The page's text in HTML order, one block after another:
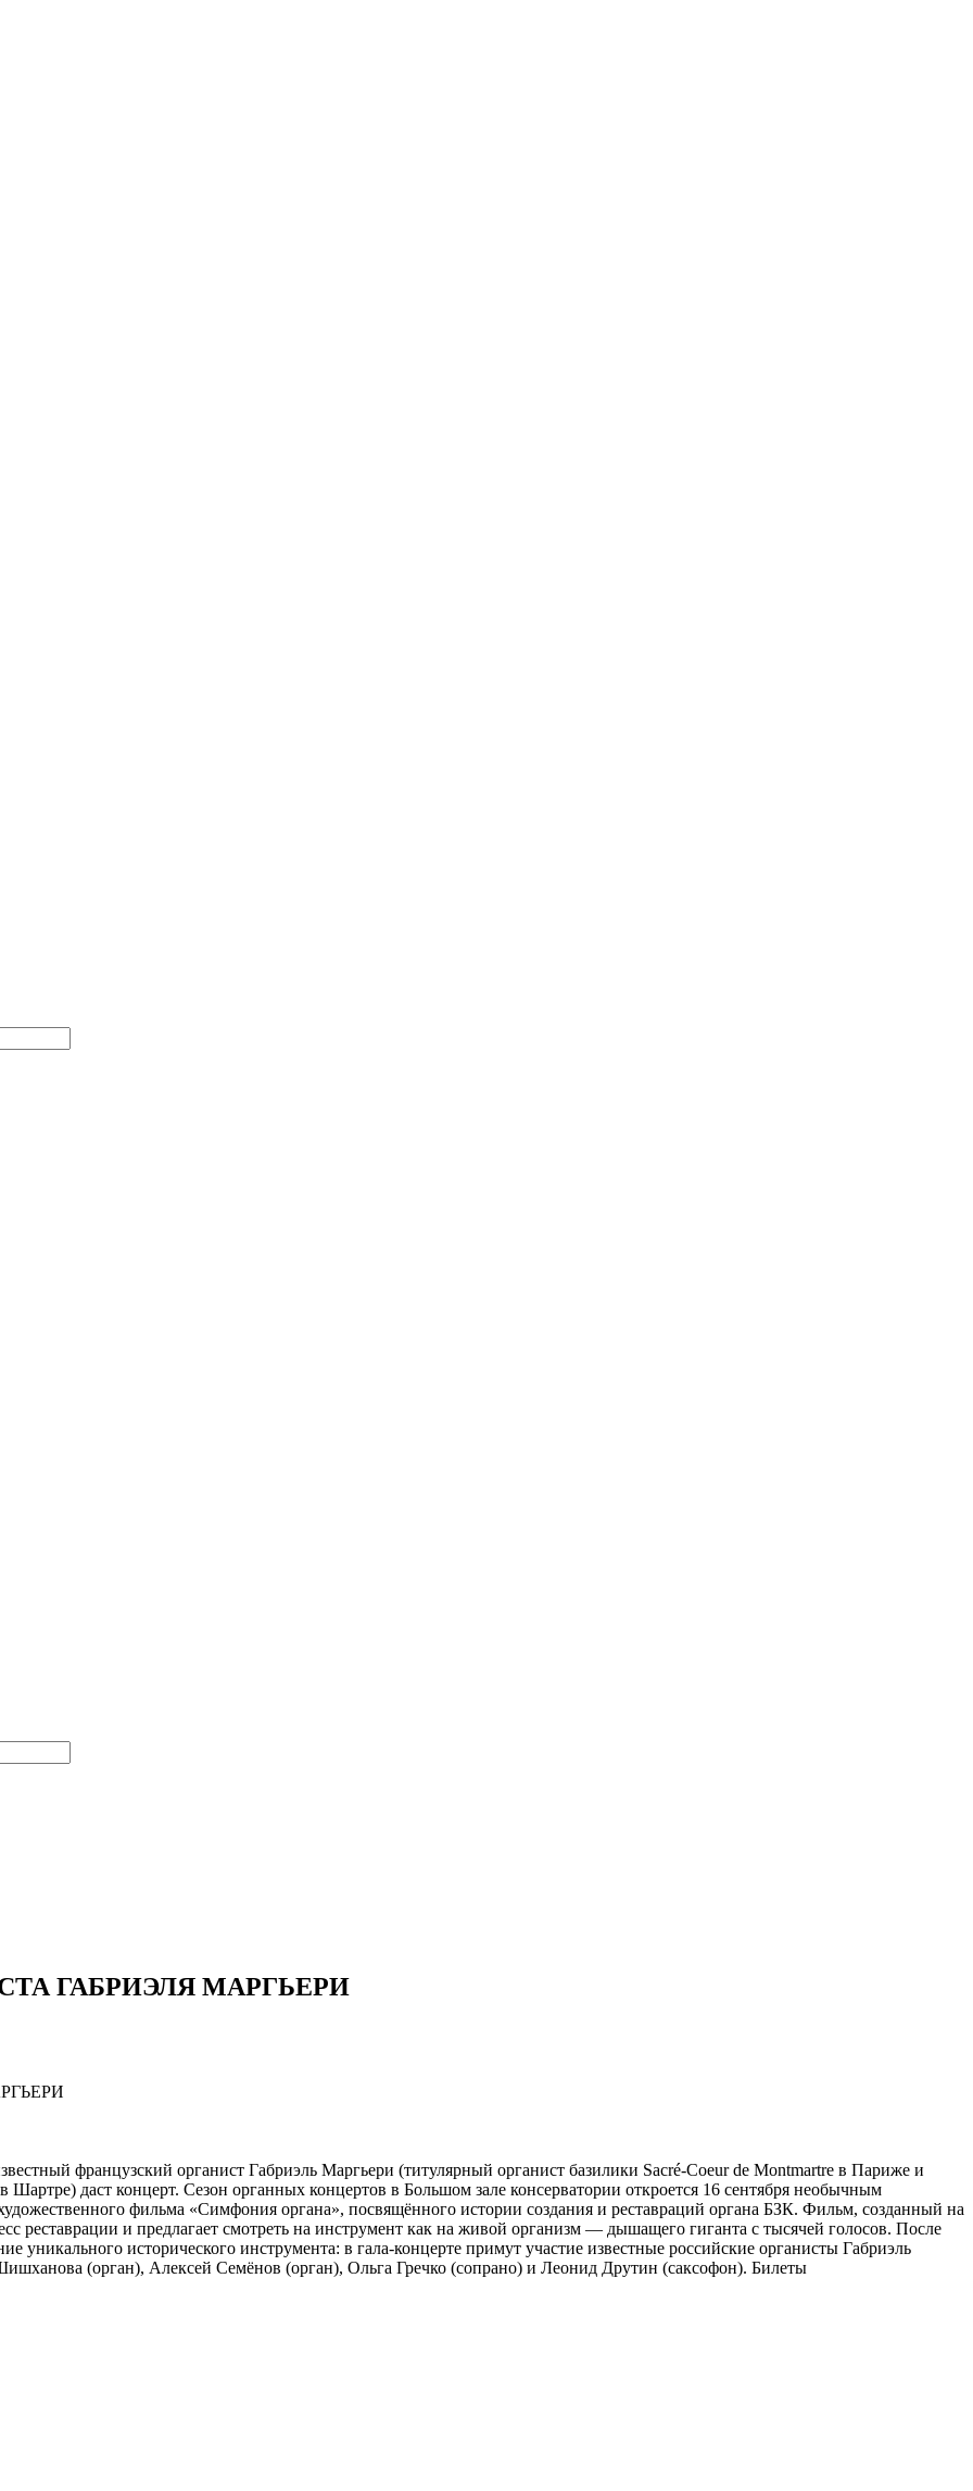
ГАБРИЭЛЯ МАРГЬЕРИ
французский органист Габриэль Маргьери (титулярный органист базилики Sacré-Coeur de Montmartre в Париже и
даст концерт. Сезон органных концертов в Большом зале консерватории откроется 16 сентября необычным
фильма «Симфония органа», посвящённого истории создания и реставраций органа БЗК. Фильм, созданный на
реставрации и предлагает смотреть на инструмент как на живой организм — дышащего гиганта с тысячей голосов. После
уникального исторического инструмента: в гала-концерте примут участие известные российские органисты Габриэль
(орган), Алексей Семёнов (орган), Ольга Гречко (сопрано) и Леонид Друтин (саксофон). Билеты